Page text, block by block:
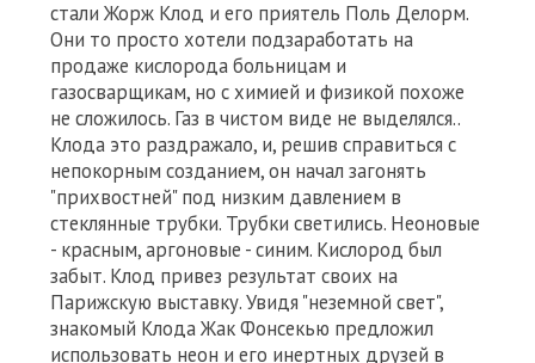
стали Жорж Клод и его приятель Поль Делорм.
Они то просто хотели подзаработать на
продаже кислорода больницам и
газосварщикам, но с химией и физикой похоже
не сложилось. Газ в чистом виде не выделялся..
Клода это раздражало, и, решив справиться с
непокорным созданием, он начал загонять
"прихвостней" под низким давлением в
стеклянные трубки. Трубки светились. Неоновые
- красным, аргоновые - синим. Кислород был
забыт. Клод привез результат своих на
Парижскую выставку. Увидя "неземной свет",
знакомый Клода Жак Фонсекью предложил
использовать неон и его инертных друзей в